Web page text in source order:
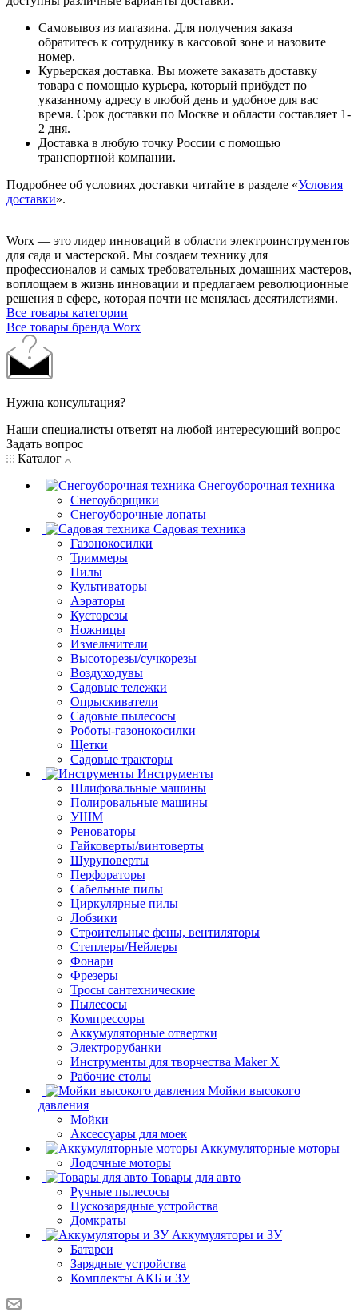
Самовывоз из магазина. Для получения заказа
обратитесь к сотруднику в кассовой зоне и назовите
номер.
Курьерская доставка. Вы можете заказать доставку
товара с помощью курьера, который прибудет по
указанному адресу в любой день и удобное для вас
время. Срок доставки по Москве и области составляет 1-
2 дня.
Доставка в любую точку России с помощью
транспортной компании.
Подробнее об условиях доставки читайте в разделе «Условия
доставки».
Worx — это лидер инноваций в области электроинструментов
для сада и мастерcкой. Мы создаем технику для
профессионалов и самых требовательных домашних мастеров,
воплощаем в жизнь инновации и предлагаем революционные
решения в сфере, которая почти не менялась десятилетиями.
Все товары категории
Все товары бренда Worx
Нужна консультация?
Наши специалисты ответят на любой интересующий вопрос
Задать вопрос
Каталог
Снегоуборочная техника
Снегоуборщики
Снегоуборочные лопаты
Садовая техника
Газонокосилки
Триммеры
Пилы
Культиваторы
Аэраторы
Кусторезы
Ножницы
Измельчители
Высоторезы/сучкорезы
Воздуходувы
Садовые тележки
Опрыскиватели
Садовые пылесосы
Роботы-газонокосилки
Щетки
Садовые тракторы
Инструменты
Шлифовальные машины
Полировальные машины
УШМ
Реноваторы
Гайковерты/винтоверты
Шуруповерты
Перфораторы
Сабельные пилы
Циркулярные пилы
Лобзики
Строительные фены, вентиляторы
Степлеры/Нейлеры
Фонари
Фрезеры
Тросы сантехнические
Пылесосы
Компрессоры
Аккумуляторные отвертки
Электрорубанки
Инструменты для творчества Maker X
Рабочие столы
Мойки высокого
давления
Мойки
Аксессуары для моек
Аккумуляторные моторы
Лодочные моторы
Товары для авто
Ручные пылесосы
Пускозарядные устройства
Домкраты
Аккумуляторы и ЗУ
Батареи
Зарядные устройства
Комплекты АКБ и ЗУ